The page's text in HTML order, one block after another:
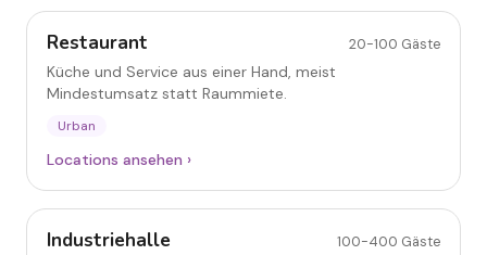
Restaurant 20-100 Gäste
Küche und Service aus einer Hand, meist
Mindestumsatz statt Raummiete.
Urban
Locations ansehen ›
Industriehalle 100-400 Gäste